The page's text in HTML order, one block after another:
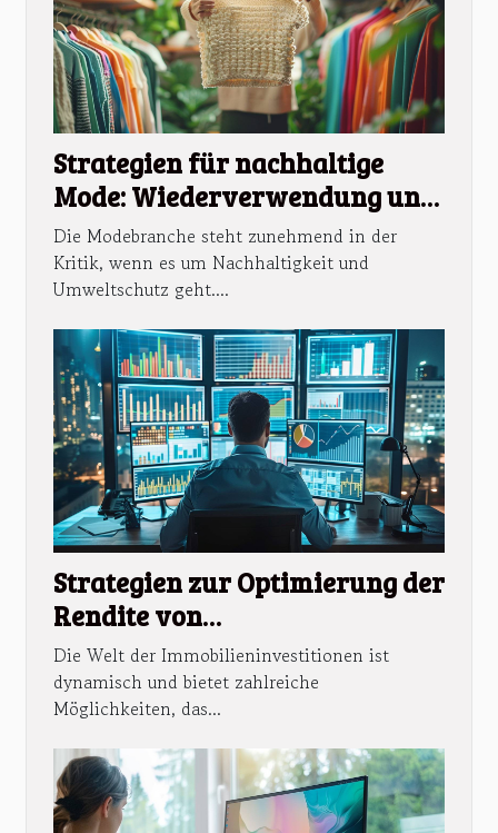
Strategien für nachhaltige
Mode: Wiederverwendung und
Recycling von Kleidung
Die Modebranche steht zunehmend in der
Kritik, wenn es um Nachhaltigkeit und
Umweltschutz geht....
Strategien zur Optimierung der
Rendite von
Immobilieninvestitionen
Die Welt der Immobilieninvestitionen ist
dynamisch und bietet zahlreiche
Möglichkeiten, das...